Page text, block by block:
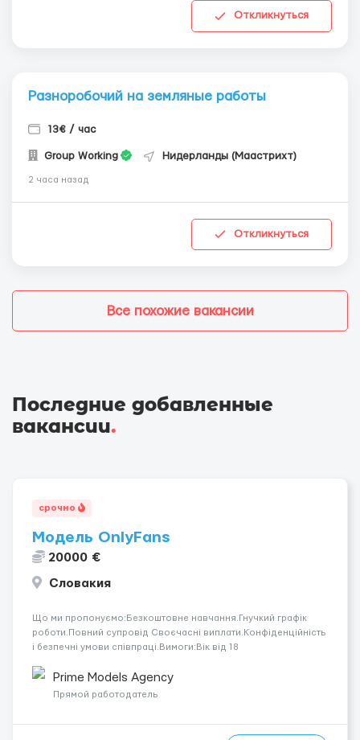
Откликнуться
Разноробочий на земляные работы
13€ / час
Group Working Нидерланды (Маастрихт)
2 часа назад
Откликнуться
Все похожие вакансии
Последние добавленные
вакансии.
срочно
Модель OnlyFans
20000 €
Словакия
Що ми пропонуємо:Безкоштовне навчання.Гнучкий графік
роботи.Повний супровід Своєчасні виплати.Конфіденційність
і безпечні умови співпраці.Вимоги:Вік від 18
розвиватися.Досвід не обов’язковий.Якщо вас зацікавила
вакансія — залишайте відгук, і ми зв’яжемося ...
Prime Models Agency
Прямой работодатель